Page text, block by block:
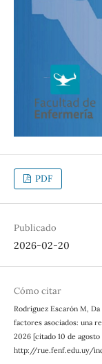
PDF
Publicado
2026-02-20
Cómo citar
Rodríguez Escarón M,
factores asociados: una
2026 [citado 10 de
http://rue.fenf.edu.uy/